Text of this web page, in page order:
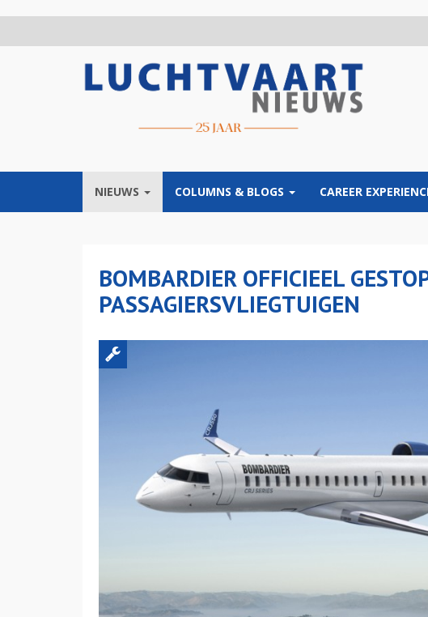
NIEUWS COLUMNS & BLOGS CAREER
BOMBARDIER OFFICIEEL
PASSAGIERSVLIEGTUIGEN